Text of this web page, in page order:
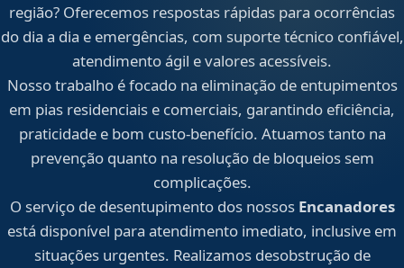
região? Oferecemos respostas rápidas para ocorrências
do dia a dia e emergências, com suporte técnico confiável,
atendimento ágil e valores acessíveis.
Nosso trabalho é focado na eliminação de entupimentos
em pias residenciais e comerciais, garantindo eficiência,
praticidade e bom custo-benefício. Atuamos tanto na
prevenção quanto na resolução de bloqueios sem
complicações.
O serviço de desentupimento dos nossos Encanadores
está disponível para atendimento imediato, inclusive em
situações urgentes. Realizamos desobstrução de